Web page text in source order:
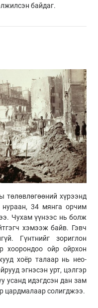
байдаг.
төлөвлөгөөний хүрээнд
34 мянга орчим
Чухам үүнээс нь болж
хэмээж байв. Гэвч
Гүнтнийг зориглон
хоорондоо ойр ойрхон
хоёр талаар нь нео-
эгнэсэн урт, цэлгэр
усанд идэгдсэн дан зам
цардмалаар солигджээ.